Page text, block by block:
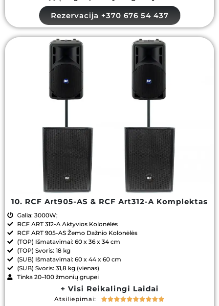
Rezervacija +370 676 54 437
10. RCF Art905-AS & RCF Art312-A Komplektas
Galia: 3000W;
RCF ART 312-A Aktyvios Kolonėlės
RCF ART 905-AS Žemo Dažnio Kolonėlės
(TOP) Išmatavimai: 60 x 36 x 34 cm
(TOP) Svoris: 18 kg
(SUB) Išmatavimai: 60 x 44 x 60 cm
(SUB) Svoris: 31,8 kg (vienas)
Tinka 20–100 žmonių grupei
+ Visi Reikalingi Laidai
Atsiliepimai: 